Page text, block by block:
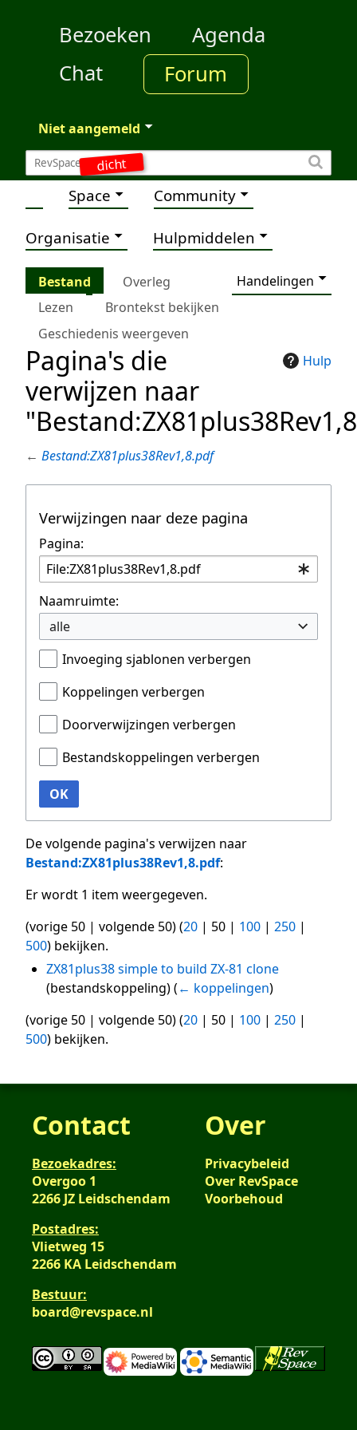
dicht
Bezoeken
Agenda
Chat
Forum
Niet aangemeld
Space Community
Organisatie Hulpmiddelen
Bestand Overleg
Handelingen
Lezen
Brontekst bekijken
Geschiedenis weergeven
Hulp
Pagina's die
verwijzen naar
← Bestand:ZX81plus38Rev1,8.pdf
Verwijzingen naar deze pagina
Pagina:
Naamruimte:
alle
Invoeging sjablonen verbergen
Koppelingen verbergen
Doorverwijzingen verbergen
Bestandskoppelingen verbergen
OK
De volgende pagina's verwijzen naar
Bestand:ZX81plus38Rev1,8.pdf:
Er wordt 1 item weergegeven.
(vorige 50 | volgende 50) (20 | 50 | 100 | 250 |
500) bekijken.
ZX81plus38 simple to build ZX-81 clone
(bestandskoppeling)(← koppelingen)
(vorige 50 | volgende 50) (20 | 50 | 100 | 250 |
500) bekijken.
Contact
Bezoekadres:
Overgoo 1
2266 JZ Leidschendam
Postadres:
Vlietweg 15
2266 KA Leidschendam
Bestuur:
board@revspace.nl
Over
Privacybeleid
Over RevSpace
Voorbehoud